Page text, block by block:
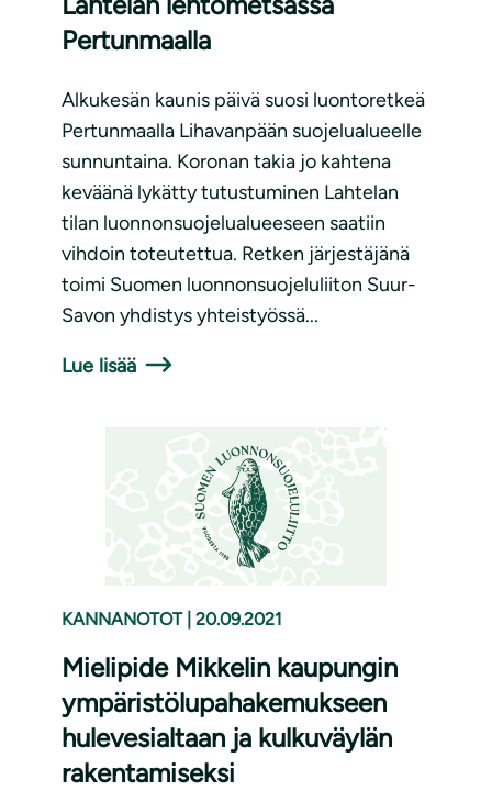
Pertunmaalla
Alkukesän kaunis päivä suosi luontoretkeä
Pertunmaalla Lihavanpään suojelualueelle
sunnuntaina. Koronan takia jo kahtena
keväänä lykätty tutustuminen Lahtelan
tilan luonnonsuojelualueeseen saatiin
vihdoin toteutettua. Retken järjestäjänä
toimi Suomen luonnonsuojeluliiton Suur-
Savon yhdistys yhteistyössä...
Lue lisää
KANNANOTOT 20.09.2021
Mielipide Mikkelin kaupungin
ympäristölupahakemukseen
hulevesialtaan ja kulkuväylän
rakentamiseksi